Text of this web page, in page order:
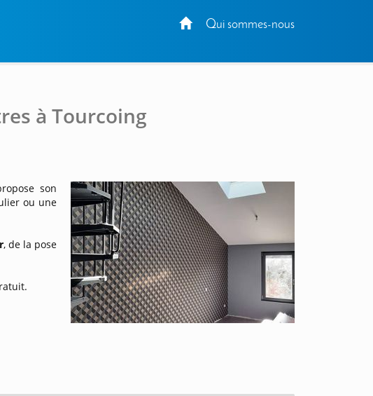
Qui sommes-nous
à Tourcoing
son
ou une
, de la pose